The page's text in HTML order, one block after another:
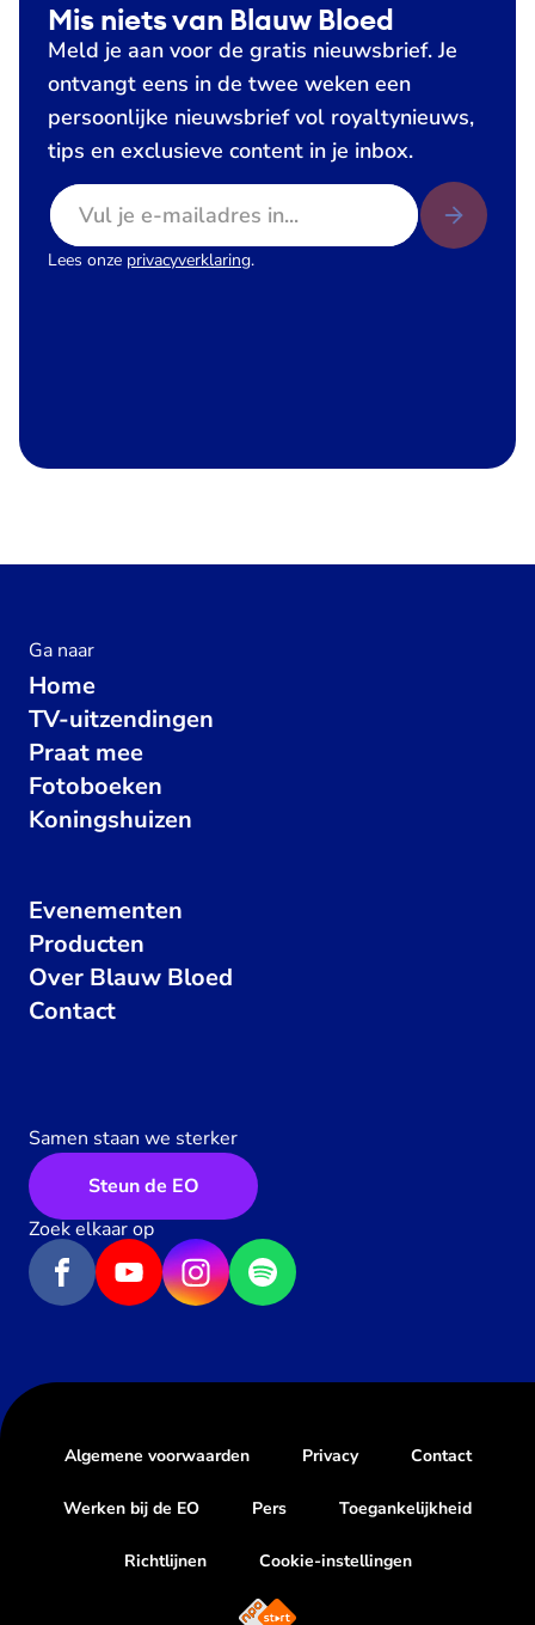
Mis niets van Blauw Bloed
Meld je aan voor de gratis nieuwsbrief. Je
ontvangt eens in de twee weken een
persoonlijke nieuwsbrief vol royaltynieuws,
tips en exclusieve content in je inbox.
E-mailadres
Lees onze privacyverklaring.
Ga naar
Home
TV-uitzendingen
Praat mee
Fotoboeken
Koningshuizen
Evenementen
Producten
Over Blauw Bloed
Contact
Samen staan we sterker
Steun de EO
Zoek elkaar op
Algemene voorwaarden Privacy Contact
Werken bij de EO Pers Toegankelijkheid
Richtlijnen Cookie-instellingen